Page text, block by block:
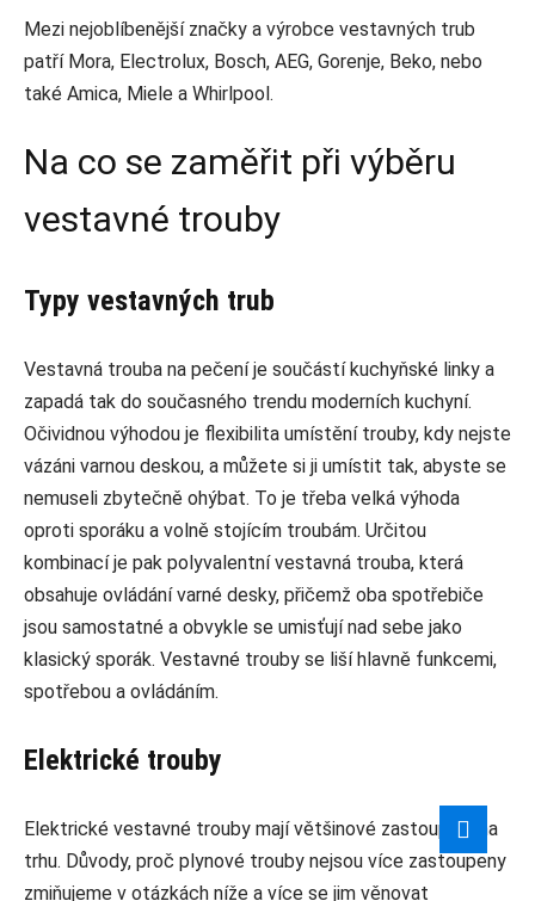
Mezi nejoblíbenější značky a výrobce vestavných trub
patří Mora, Electrolux, Bosch, AEG, Gorenje, Beko, nebo
také Amica, Miele a Whirlpool.
Na co se zaměřit při výběru
vestavné trouby
Typy vestavných trub
Vestavná trouba na pečení je součástí kuchyňské linky a
zapadá tak do současného trendu moderních kuchyní.
Očividnou výhodou je flexibilita umístění trouby, kdy nejste
vázáni varnou deskou, a můžete si ji umístit tak, abyste se
nemuseli zbytečně ohýbat. To je třeba velká výhoda
oproti sporáku a volně stojícím troubám. Určitou
kombinací je pak polyvalentní vestavná trouba, která
obsahuje ovládání varné desky, přičemž oba spotřebiče
jsou samostatné a obvykle se umisťují nad sebe jako
klasický sporák. Vestavné trouby se liší hlavně funkcemi,
spotřebou a ovládáním.
Elektrické trouby
Elektrické vestavné trouby mají většinové zastoupení na
trhu. Důvody, proč plynové trouby nejsou více zastoupeny
zmiňujeme v otázkách níže a více se jim věnovat